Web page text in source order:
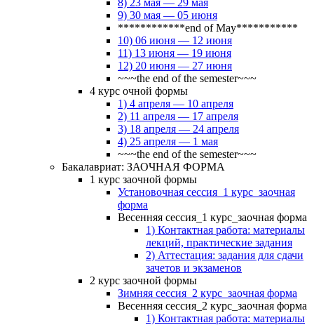
8) 23 мая — 29 мая
9) 30 мая — 05 июня
************end of May***********
10) 06 июня — 12 июня
11) 13 июня — 19 июня
12) 20 июня — 27 июня
~~~the end of the semester~~~
4 курс очной формы
1) 4 апреля — 10 апреля
2) 11 апреля — 17 апреля
3) 18 апреля — 24 апреля
4) 25 апреля — 1 мая
~~~the end of the semester~~~
Бакалавриат: ЗАОЧНАЯ ФОРМА
1 курс заочной формы
Установочная сессия_1 курс_заочная
форма
Весенняя сессия_1 курс_заочная форма
1) Контактная работа: материалы
лекций, практические задания
2) Аттестация: задания для сдачи
зачетов и экзаменов
2 курс заочной формы
Зимняя сессия_2 курс_заочная форма
Весенняя сессия_2 курс_заочная форма
1) Контактная работа: материалы